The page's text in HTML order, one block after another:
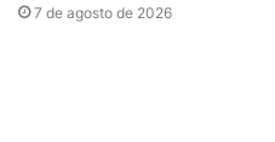
7 de agosto de 2026